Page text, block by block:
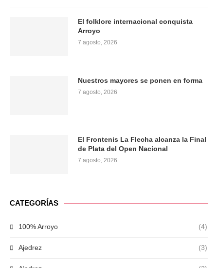
El folklore internacional conquista
Arroyo
7 agosto, 2026
Nuestros mayores se ponen en forma
7 agosto, 2026
El Frontenis La Flecha alcanza la Final
de Plata del Open Nacional
7 agosto, 2026
CATEGORÍAS
100% Arroyo (4)
Ajedrez (3)